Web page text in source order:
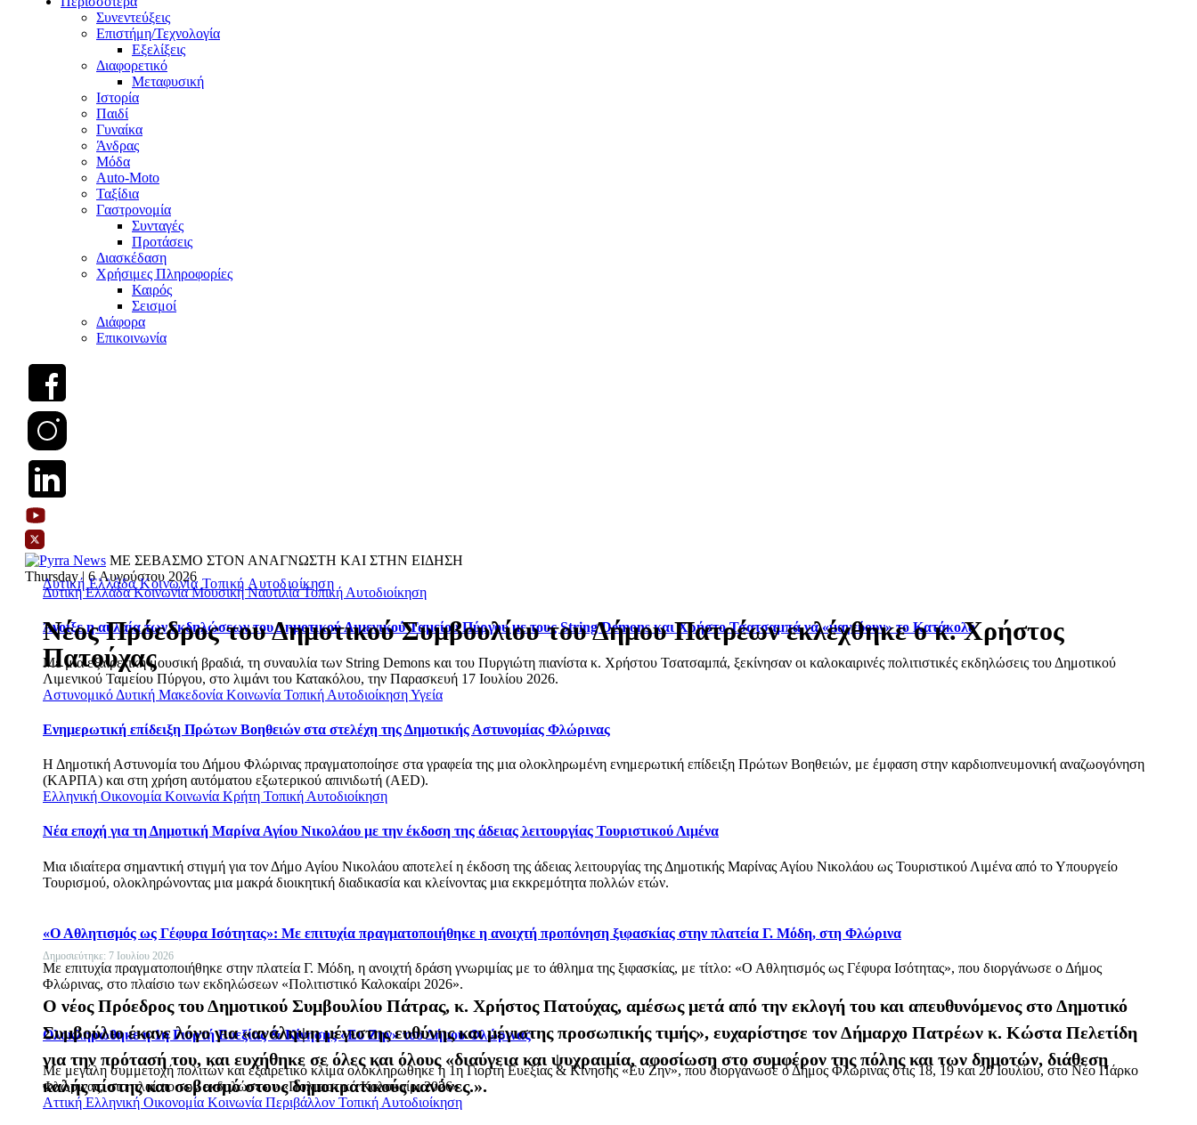
Συνεντεύξεις
Επιστήμη/Τεχνολογία
Εξελίξεις
Διαφορετικό
Μεταφυσική
Ιστορία
Παιδί
Γυναίκα
Άνδρας
Μόδα
Auto-Moto
Ταξίδια
Γαστρονομία
Συνταγές
Προτάσεις
Διασκέδαση
Χρήσιμες Πληροφορίες
Καιρός
Σεισμοί
Διάφορα
Επικοινωνία
ΜΕ ΣΕΒΑΣΜΟ ΣΤΟΝ ΑΝΑΓΝΩΣΤΗ ΚΑΙ ΣΤΗΝ ΕΙΔΗΣΗ
Thursday | 6 Αυγούστου 2026
Δυτική ΕλλάδαΚοινωνίαΜουσικήΝαυτιλίαΤοπική Αυτοδιοίκηση
Άνοιξε η αυλαία των εκδηλώσεων του Δημοτικού Λιμενικού Ταμείου Πύργου με τους String Demons και Χρήστο Τσατσαμπά να «μαγεύουν» το Κατάκολο
Με μια εξαιρετική μουσική βραδιά, τη συναυλία των String Demons και του Πυργιώτη πιανίστα κ. Χρήστου Τσατσαμπά, ξεκίνησαν οι καλοκαιρινές πολιτιστικές εκδηλώσεις του Δημοτικού
Λιμενικού Ταμείου Πύργου, στο λιμάνι του Κατακόλου, την Παρασκευή 17 Ιουλίου 2026.
Αστυνομικό Δυτική Μακεδονία Κοινωνία Τοπική ΑυτοδιοίκησηΥγεία
Ενημερωτική επίδειξη Πρώτων Βοηθειών στα στελέχη της Δημοτικής Αστυνομίας Φλώρινας
Η Δημοτική Αστυνομία του Δήμου Φλώρινας πραγματοποίησε στα γραφεία της μια ολοκληρωμένη ενημερωτική επίδειξη Πρώτων Βοηθειών, με έμφαση στην καρδιοπνευμονική αναζωογόνηση
(ΚΑΡΠΑ) και στη χρήση αυτόματου εξωτερικού απινιδωτή (AED).
Ελληνική Οικονομία Κοινωνία Κρήτη Τοπική Αυτοδιοίκηση
Νέα εποχή για τη Δημοτική Μαρίνα Αγίου Νικολάου με την έκδοση της άδειας λειτουργίας Τουριστικού Λιμένα
Μια ιδιαίτερα σημαντική στιγμή για τον Δήμο Αγίου Νικολάου αποτελεί η έκδοση της άδειας λειτουργίας της Δημοτικής Μαρίνας Αγίου Νικολάου ως Τουριστικού Λιμένα από το Υπουργείο
Τουρισμού, ολοκληρώνοντας μια μακρά διοικητική διαδικασία και κλείνοντας μια εκκρεμότητα πολλών ετών.
«Ο Αθλητισμός ως Γέφυρα Ισότητας»: Με επιτυχία πραγματοποιήθηκε η ανοιχτή προπόνηση ξιφασκίας στην πλατεία Γ. Μόδη, στη Φλώρινα
Με επιτυχία πραγματοποιήθηκε στην πλατεία Γ. Μόδη, η ανοιχτή δράση γνωριμίας με το άθλημα της ξιφασκίας, με τίτλο: «Ο Αθλητισμός ως Γέφυρα Ισότητας», που διοργάνωσε ο Δήμος
Φλώρινας, στο πλαίσιο των εκδηλώσεων «Πολιτιστικό Καλοκαίρι 2026».
Ολοκληρώθηκε η 1η Γιορτή Ευεξίας & Κίνησης «Ευ Ζην» του Δήμου Φλώρινας
Με μεγάλη συμμετοχή πολιτών και εξαιρετικό κλίμα ολοκληρώθηκε η 1η Γιορτή Ευεξίας & Κίνησης «Ευ Ζην», που διοργάνωσε ο Δήμος Φλώρινας στις 18, 19 και 20 Ιουλίου, στο Νέο Πάρκο
Φλώρινας, στο πλαίσιο των εκδηλώσεων «Πολιτιστικό Καλοκαίρι 2026».
Αττική Ελληνική Οικονομία Κοινωνία Περιβάλλον Τοπική Αυτοδιοίκηση
Δυτική ΕλλάδαΚοινωνία Τοπική Αυτοδιοίκηση
Νέος Πρόεδρος του Δημοτικού Συμβουλίου του Δήμου Πατρέων εκλέχθηκε ο κ. Χρήστος
Πατούχας
Δημοσιεύτηκε: 7 Ιουλίου 2026
Ο νέος Πρόεδρος του Δημοτικού Συμβουλίου Πάτρας, κ. Χρήστος Πατούχας, αμέσως μετά από την εκλογή του και απευθυνόμενος στο Δημοτικό
Συμβούλιο έκανε λόγο για «ανάληψη μέγιστης ευθύνης και μέγιστης προσωπικής τιμής», ευχαρίστησε τον Δήμαρχο Πατρέων κ. Κώστα Πελετίδη
για την πρότασή του, και ευχήθηκε σε όλες και όλους «διαύγεια και ψυχραιμία, αφοσίωση στο συμφέρον της πόλης και των δημοτών, διάθεση
καλής πίστης και σεβασμό στους δημοκρατικούς κανόνες.».